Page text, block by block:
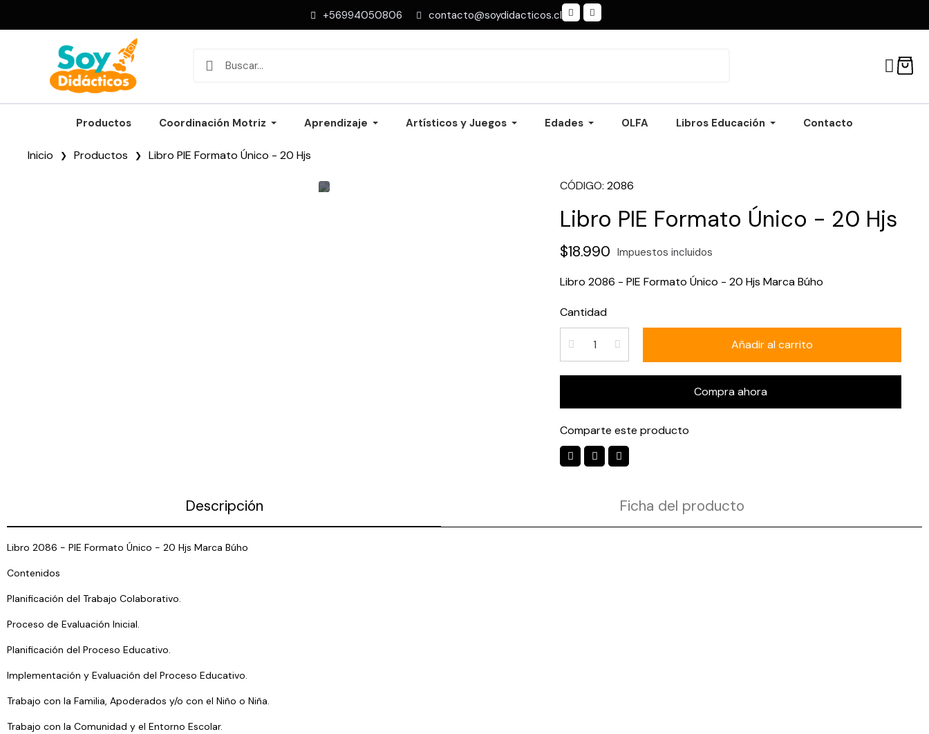
+56994050806 contacto@soydidacticos.cl
Productos Coordinación Motriz Aprendizaje Artísticos y Juegos Edades OLFA Libros Educación Contacto
Inicio Productos Libro PIE Formato Único - 20 Hjs
CÓDIGO 2086
Libro PIE Formato Único - 20 Hjs
$18.990 Impuestos incluidos
Libro 2086 - PIE Formato Único - 20 Hjs Marca Búho
Cantidad
Añadir al carrito
Compra ahora
Comparte este producto
Descripción Ficha del producto
Libro 2086 - PIE Formato Único - 20 Hjs Marca Búho
Contenidos
Planificación del Trabajo Colaborativo.
Proceso de Evaluación Inicial.
Planificación del Proceso Educativo.
Implementación y Evaluación del Proceso Educativo.
Trabajo con la Familia, Apoderados y/o con el Niño o Niña.
Trabajo con la Comunidad y el Entorno Escolar.